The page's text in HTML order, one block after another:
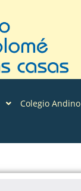
Colegio Andino